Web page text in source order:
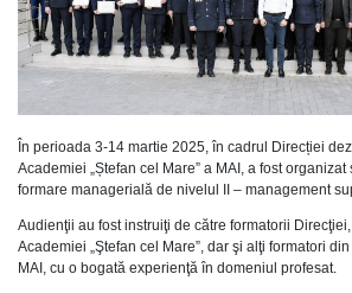
În perioada 3-14 martie 2025, în cadrul Direcției
Academiei „Ștefan cel Mare” a MAI, a fost
formare managerială de nivelul II – management
Audienţii au fost instruiţi de către formatorii
Academiei „Ştefan cel Mare” , dar şi alţi formatori
MAI, cu o bogată experienţă în domeniul profesat.